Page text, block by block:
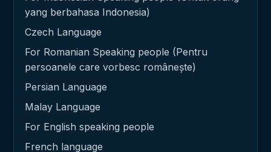
yang berbahasa Indonesia)
Czech Language
For Romanian Speaking people (Pentru
persoanele care vorbesc românește)
Persian Language
Malay Language
For English speaking people
French language